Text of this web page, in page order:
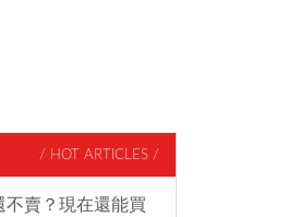
/ HOT ARTICLES /
賣？現在還能買